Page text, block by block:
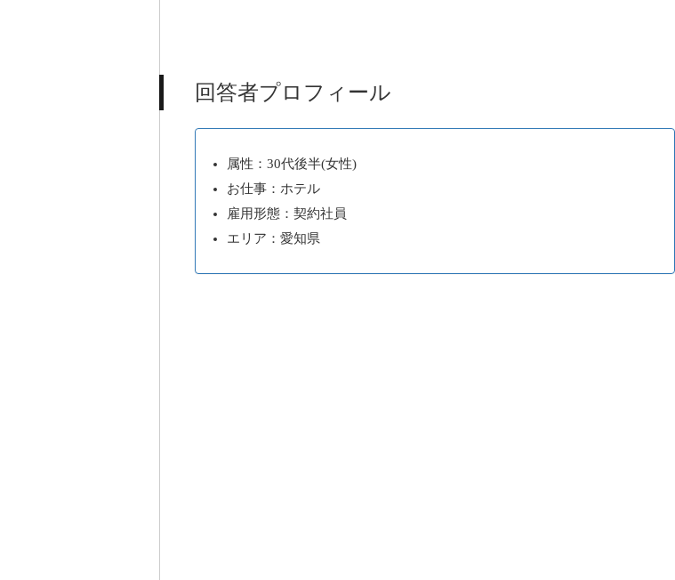
回答者プロフィール
属性：30代後半(女性)
お仕事：ホテル
雇用形態：契約社員
エリア：愛知県